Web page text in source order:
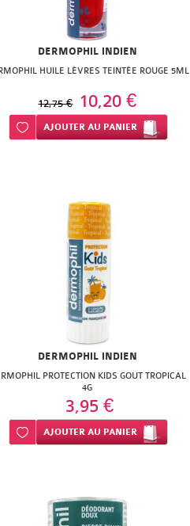
DERMOPHIL INDIEN
HUILE LÈVRES TEINTÉE ROUGE 5ML
12,75 € 10,20 €
Ajouter à ma liste d’envie
AJOUTER AU PANIER
DERMOPHIL INDIEN
PROTECTION KIDS GOUT TROPICAL
4G
3,95 €
Ajouter à ma liste d’envie
AJOUTER AU PANIER